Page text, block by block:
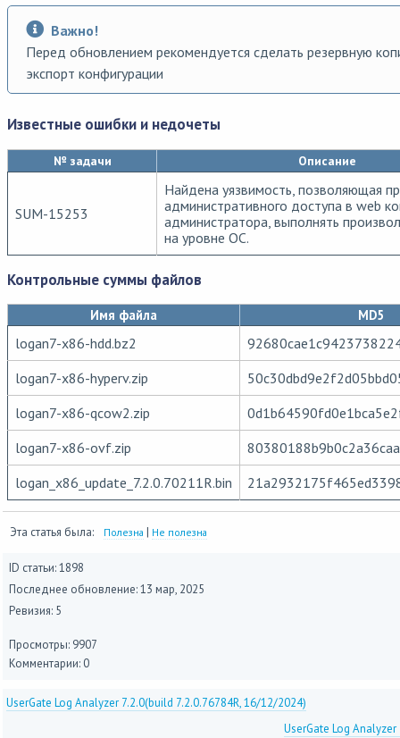
Важно!
Перед обновлением рекомендуется сделать резервную
экспорт конфигурации
Известные ошибки и недочеты
№ задачи Описание
SUM-15253
Найдена уязвимость, позволяющая
административного доступа в web
администратора, выполнять
на уровне ОС.
Контрольные суммы файлов
Имя файла MD5
logan7-x86-hdd.bz2
logan7-x86-hyperv.zip
logan7-x86-qcow2.zip
logan7-x86-ovf.zip
logan_x86_update_7.2.0.70211R.bin
Эта статья была: Полезна | Не полезна
ID статьи: 1898
Последнее обновление:13 мар, 2025
Ревизия: 5
Просмотры: 9907
Комментарии: 0
UserGate Log Analyzer 7.2.0(build 7.2.0.76784R, 16/12/2024)
UserGate Log